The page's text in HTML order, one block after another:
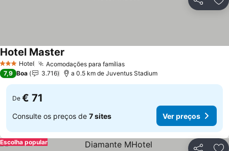
Partilhar
3 EstrelasHotel Acomodações para famíliasVer preços
Hotel Master
7,9 Boa 3.716 a 0.5 km de Juventus Stadium
De € 71
Consulte os preços de 7 sites Ver preços
Escolha popular